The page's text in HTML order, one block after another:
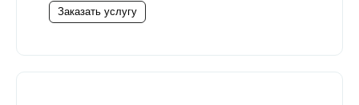
Заказать услугу